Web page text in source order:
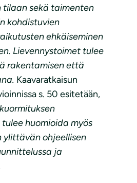
tilaan sekä taimenten
kohdistuvien
ehkäiseminen
Lievennystoimet tulee
rakentamisen että
Kaavaratkaisun
s. 50 esitetään,
huomioida myös
ylittävän ohjeellisen
ja